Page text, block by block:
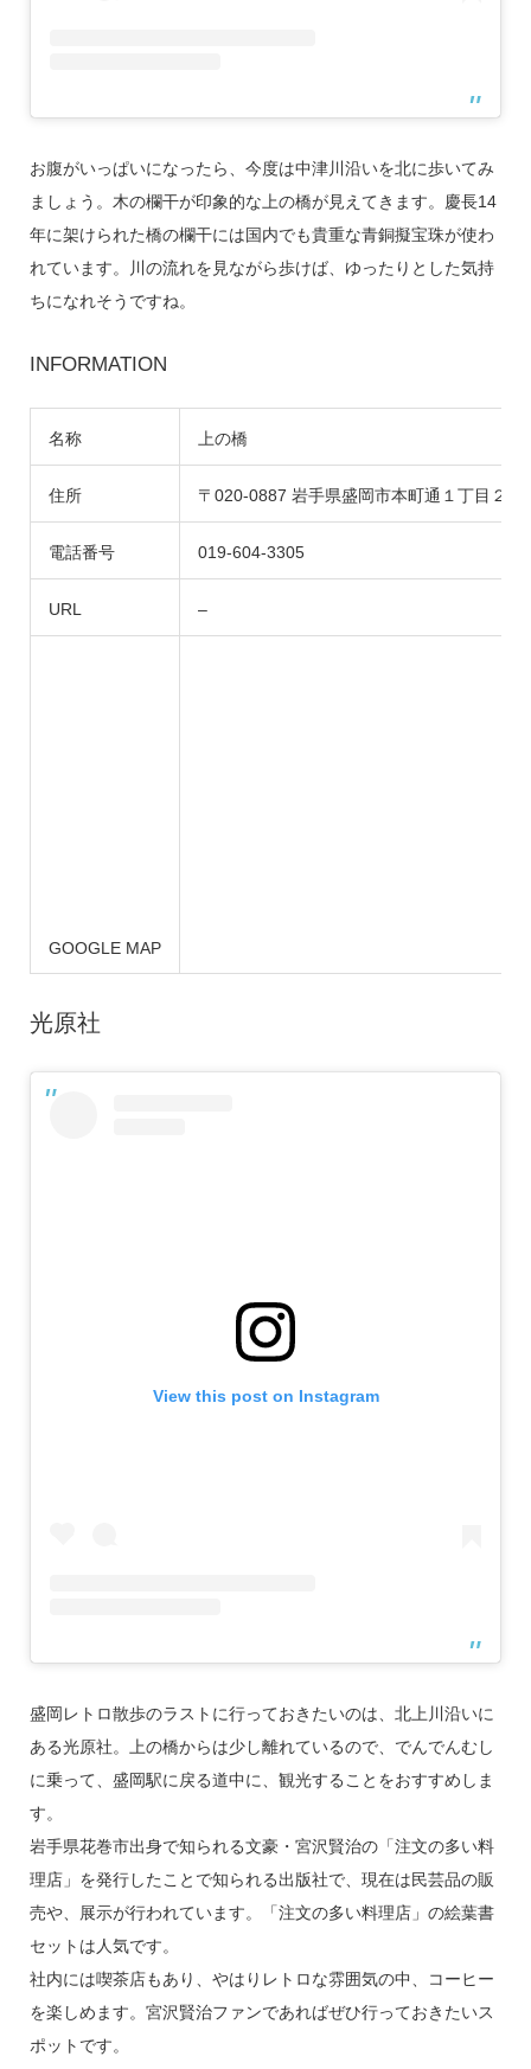
お腹がいっぱいになったら、今度は中津川沿いを北に歩いてみ
ましょう。木の欄干が印象的な上の橋が見えてきます。慶長14
年に架けられた橋の欄干には国内でも貴重な青銅擬宝珠が使わ
れています。川の流れを見ながら歩けば、ゆったりとした気持
ちになれそうですね。
INFORMATION
名称 上の橋
住所 〒020-0887 岩手県盛岡市本町通１丁目２
電話番号 019-604-3305
URL –
GOOGLE MAP
光原社
View this post on Instagram
盛岡レトロ散歩のラストに行っておきたいのは、北上川沿いに
ある光原社。上の橋からは少し離れているので、でんでんむし
に乗って、盛岡駅に戻る道中に、観光することをおすすめしま
す。
岩手県花巻市出身で知られる文豪・宮沢賢治の「注文の多い料
理店」を発行したことで知られる出版社で、現在は民芸品の販
売や、展示が行われています。「注文の多い料理店」の絵葉書
セットは人気です。
社内には喫茶店もあり、やはりレトロな雰囲気の中、コーヒー
を楽しめます。宮沢賢治ファンであればぜひ行っておきたいス
ポットです。